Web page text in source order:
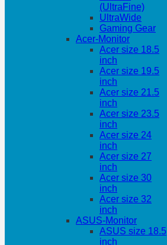
(UltraFine)
UltraWide
Gaming Gear
Acer-Monitor
Acer size 18.5
inch
Acer size 19.5
inch
Acer size 21.5
inch
Acer size 23.5
inch
Acer size 24
inch
Acer size 27
inch
Acer size 30
inch
Acer size 32
inch
ASUS-Monitor
ASUS size 18.5
inch